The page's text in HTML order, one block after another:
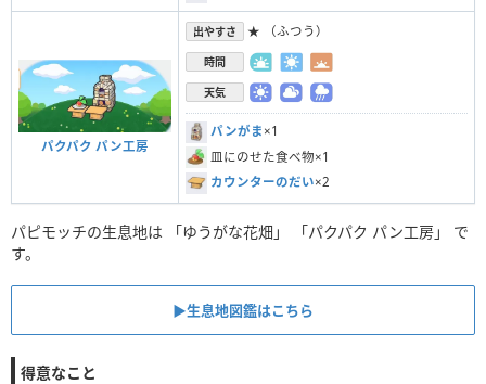
パクパク パン工房
出やすさ ★ （ふつう）
時間
天気
パンがま ×1
皿にのせた食べ物×1
カウンターのだい×2
パピモッチの生息地は 「ゆうがな花畑」 「パクパク パン工房」 で
す。
▶︎生息地図鑑はこちら
得意なこと